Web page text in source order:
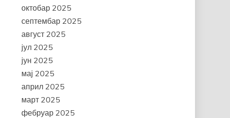
октобар 2025
септембар 2025
август 2025
јул 2025
јун 2025
мај 2025
април 2025
март 2025
фебруар 2025